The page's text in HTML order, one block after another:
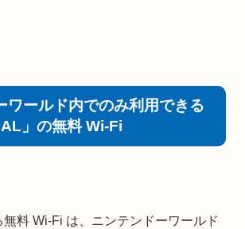
ワールド内でのみ利用できる
」の無料 Wi-Fi
料 Wi-Fi は、ニンテンドーワールド